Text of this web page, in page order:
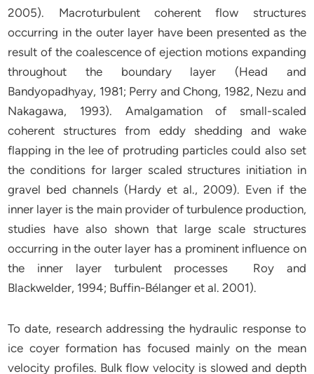
2005). Macroturbulent coherent flow structures
occurring in the outer layer have been presented as the
result of the coalescence of ejection motions expanding
throughout the boundary layer (Head and
Bandyopadhyay, 1981; Perry and Chong, 1982, Nezu and
Nakagawa, 1993). Amalgamation of small-scaled
coherent structures from eddy shedding and wake
flapping in the lee of protruding particles could also set
the conditions for larger scaled structures initiation in
gravel bed channels (Hardy et al., 2009). Even if the
inner layer is the main provider of turbulence production,
studies have also shown that large scale structures
occurring in the outer layer has a prominent influence on
the inner layer turbulent processes Roy and
Blackwelder, 1994; Buffin-Bélanger et al. 2001).
To date, research addressing the hydraulic response to
ice coyer formation has focused mainly on the mean
velocity profiles. Bulk flow velocity is slowed and depth